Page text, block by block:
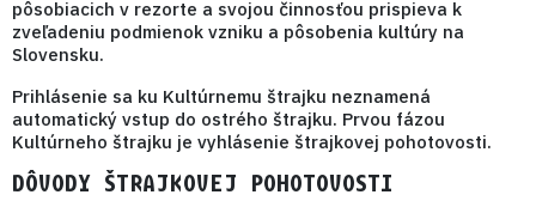
pôsobiacich v rezorte a svojou činnosťou prispieva k
zveľadeniu podmienok vzniku a pôsobenia kultúry na
Slovensku.
Prihlásenie sa ku Kultúrnemu štrajku neznamená
automatický vstup do ostrého štrajku. Prvou fázou
Kultúrneho štrajku je vyhlásenie štrajkovej pohotovosti.
DÔVODY ŠTRAJKOVEJ POHOTOVOSTI